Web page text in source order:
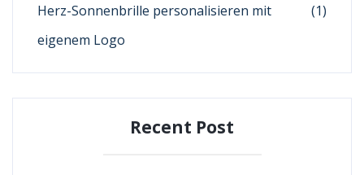
Herz-Sonnenbrille personalisieren mit
eigenem Logo
(1)
Recent Post